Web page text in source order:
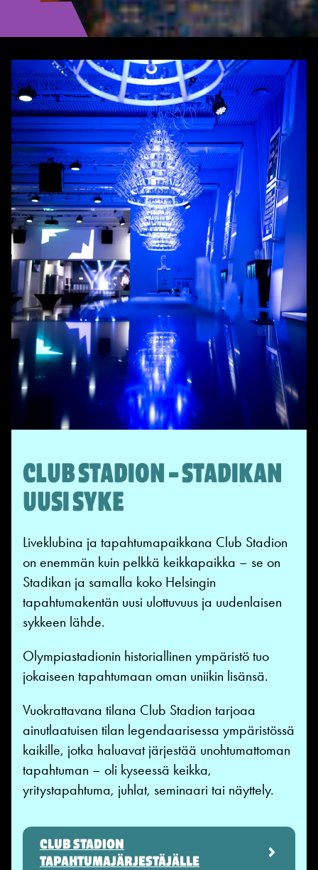
CLUB STADION – STADIKAN
UUSI SYKE
Liveklubina ja tapahtumapaikkana Club Stadion
on enemmän kuin pelkkä keikkapaikka – se on
Stadikan ja samalla koko Helsingin
tapahtumakentän uusi ulottuvuus ja uudenlaisen
sykkeen lähde.
Olympiastadionin historiallinen ympäristö tuo
jokaiseen tapahtumaan oman uniikin lisänsä.
Vuokrattavana tilana Club Stadion tarjoaa
ainutlaatuisen tilan legendaarisessa ympäristössä
kaikille, jotka haluavat järjestää unohtumattoman
tapahtuman – oli kyseessä keikka,
yritystapahtuma, juhlat, seminaari tai näyttely.
CLUB STADION
TAPAHTUMAJÄRJESTÄJÄLLE